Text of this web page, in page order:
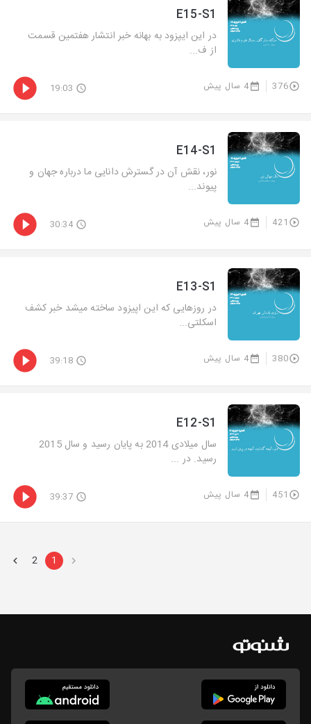
E15-S1
در این ایپزود به بهانه خبر انتشار هفتمین قسمت
از ف...
376 4 سال پیش 19:03
E14-S1
نور، نقش آن در گسترش دانایی ما درباره جهان و
پیوند...
421 4 سال پیش 30:34
E13-S1
در روزهایی که این اپیزود ساخته میشد خبر کشف
اسکلتی...
380 4 سال پیش 39:18
E12-S1
سال میلادی 2014 به پایان رسید و سال 2015
رسید. در ...
451 4 سال پیش 39:37
1
2